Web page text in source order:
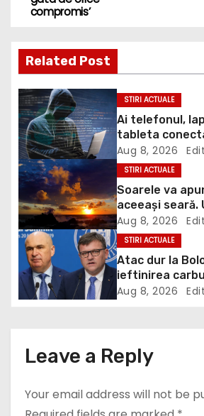
n
a
v
i
g
a
t
o
Ai telefonul,
tableta
DNSC
risc pe care
ignoră
Aug 8, 2026
STIRI ACTUALE
Soarele va
aceeași seară.
va întrerupe
din Europa
Aug 8, 2026
STIRI ACTUALE
Atac dur la
ieftinirea
scris legea.
scris discursul
Aug 8, 2026
Required fields are marked*